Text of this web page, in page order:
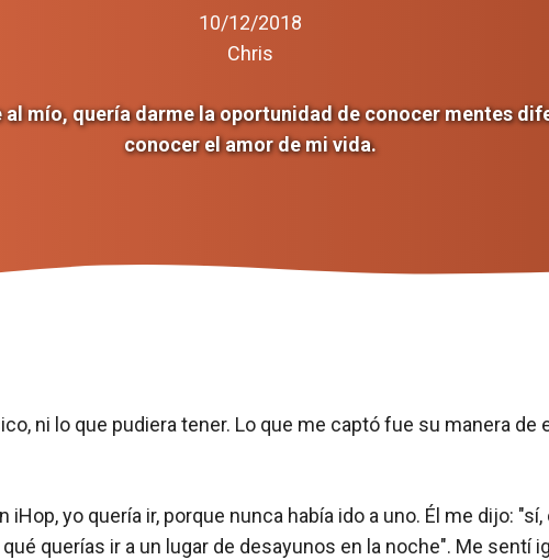
10/12/2018
Chris
al mío, quería darme la oportunidad de conocer mentes
conocer el amor de mi vida.
ni lo que pudiera tener. Lo que me captó fue su manera
yo quería ir, porque nunca había ido a uno. Él me dijo:
querías ir a un lugar de desayunos en la noche". Me sentí